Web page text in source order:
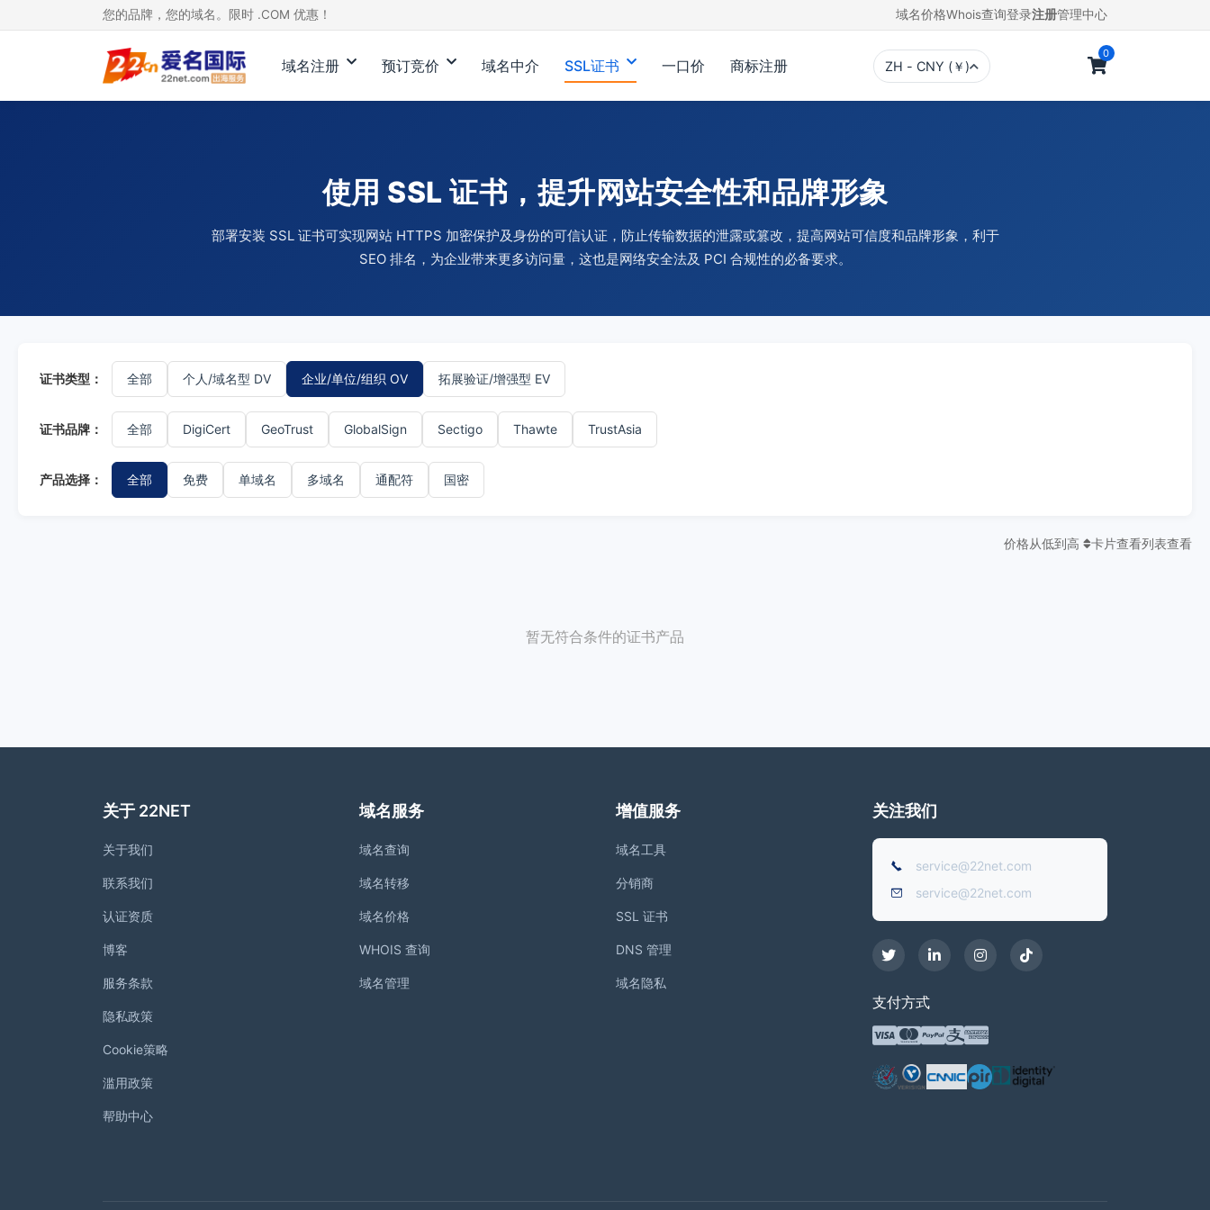
您的品牌，您的域名。限时 .COM 优惠！ 域名价格Whois查询登录注册管理中心
域名注册 预订竞价 域名中介 SSL证书 一口价 商标注册 ZH - CNY (￥)
0
使用 SSL 证书，提升网站安全性和品牌形象
部署安装 SSL 证书可实现网站 HTTPS 加密保护及身份的可信认证，防止传输数据的泄露或篡改，提高网站可信度和品牌形象，利于
SEO 排名，为企业带来更多访问量，这也是网络安全法及 PCI 合规性的必备要求。
证书类型： 全部 个人/域名型 DV 企业/单位/组织 OV 拓展验证/增强型 EV
证书品牌： 全部 DigiCert GeoTrust GlobalSign Sectigo Thawte TrustAsia
产品选择： 全部 免费 单域名 多域名 通配符 国密
价格从低到高 卡片查看列表查看
暂无符合条件的证书产品
关于 22NET
关于我们
联系我们
认证资质
博客
服务条款
隐私政策
Cookie策略
滥用政策
帮助中心
域名服务
域名查询
域名转移
域名价格
WHOIS 查询
域名管理
增值服务
域名工具
分销商
SSL 证书
DNS 管理
域名隐私
关注我们
service@22net.com
service@22net.com
支付方式